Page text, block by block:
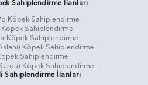
Sahiplendirme İlanları
Köpek Sahiplendirme
Sahiplendirme
Köpek Sahiplendirme
Köpek Sahiplendirme
Sahiplendirme
Köpek Sahiplendirme
Sahiplendirme İlanları